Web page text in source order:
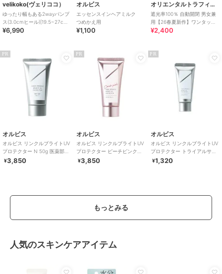
velikoko(ヴェリココ）
ゆったり幅もある2wayパンプ
ス(3.0cmヒール)[19.5~27cm]
ラクチンきれいシューズ
¥6,990
オルビス
エッセンスインヘアミルク
つめかえ用
¥1,100
オリエンタルトラフィック
遮光率100％ 自動開閉 男女兼
用【26春夏新作】ワンタッチ
晴雨兼用 折りたたみ傘 /G-
¥2,400
PR
オルビス
オルビス リンクルブライトUV
プロテクター N 50g 医薬部外
品（顔用日焼け止め）
¥3,850
PR
オルビス
オルビス リンクルブライトUV
プロテクター ピーチピンク
50g 医薬部外品 （顔用日焼け
¥3,850
PR
オルビス
オルビス リンクルブライトUV
プロテクター トライアルサイ
ズ 15g 医薬部外品 （顔用日焼
¥1,320
もっとみる
人気のスキンケアアイテム